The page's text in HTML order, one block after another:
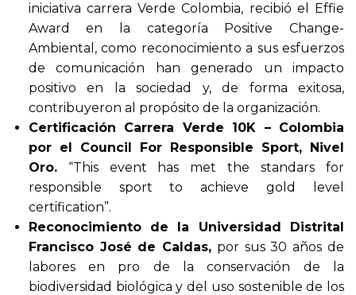
iniciativa carrera Verde Colombia, recibió el Effie
Award en la categoría Positive Change-
Ambiental, como reconocimiento a sus esfuerzos
de comunicación han generado un impacto
positivo en la sociedad y, de forma exitosa,
contribuyeron al propósito de la organización.
Certificación Carrera Verde 10K – Colombia
por el Council For Responsible Sport, Nivel
Oro.“This event has met the standars for
responsible sport to achieve gold level
certification”.
Reconocimiento de la Universidad Distrital
Francisco José de Caldas, por sus 30 años de
labores en pro de la conservación de la
biodiversidad biológica y del uso sostenible de los